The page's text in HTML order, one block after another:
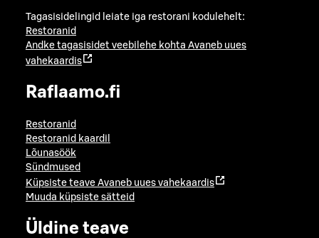
Tagasisidelingid leiate iga restorani kodulehelt:
Restoranid
Andke tagasisidet veebilehe kohta Avaneb uues
vahekaardis
Raflaamo.fi
Restoranid
Restoranid kaardil
Lõunasöök
Sündmused
Küpsiste teave Avaneb uues vahekaardis
Muuda küpsiste sätteid
Üldine teave